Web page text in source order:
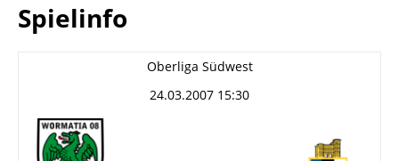
Spielinfo
Oberliga Südwest
24.03.2007 15:30